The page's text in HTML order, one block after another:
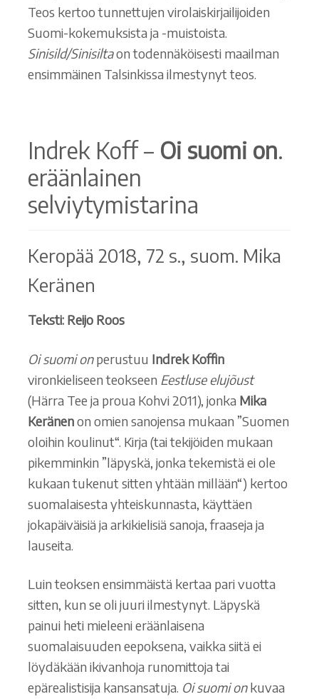
Teos kertoo tunnettujen virolaiskirjailijoiden
Suomi-kokemuksista ja -muistoista.
Sinisild/Sinisiltaon todennäköisesti maailman
ensimmäinen Talsinkissa ilmestynyt teos.
Indrek Koff – Oi suomi on.
eräänlainen
selviytymistarina
Keropää 2018, 72 s., suom. Mika
Keränen
Teksti: Reijo Roos
Oi suomi onperustuu Indrek Koffin
vironkieliseen teokseen Eestluse elujõust
(Härra Tee ja proua Kohvi 2011), jonka Mika
Keränenon omien sanojensa mukaan ”Suomen
oloihin koulinut“. Kirja (tai tekijöiden mukaan
pikemminkin ”läpyskä, jonka tekemistä ei ole
kukaan tukenut sitten yhtään millään“) kertoo
suomalaisesta yhteiskunnasta, käyttäen
jokapäiväisiä ja arkikielisiä sanoja, fraaseja ja
lauseita.
Luin teoksen ensimmäistä kertaa pari vuotta
sitten, kun se oli juuri ilmestynyt. Läpyskä
painui heti mieleeni eräänlaisena
suomalaisuuden eepoksena, vaikka siitä ei
löydäkään ikivanhoja runomittoja tai
epärealistisija kansansatuja. Oi suomi onkuvaa